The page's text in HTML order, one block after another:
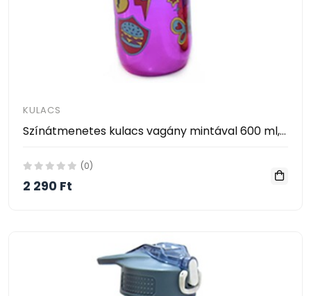
KULACS
Színátmenetes kulacs vagány mintával 600 ml, Rainbow 004
(0)
2 290 Ft